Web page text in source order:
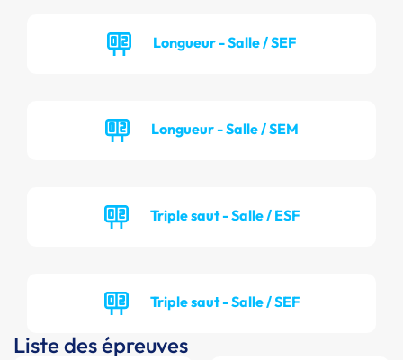
Longueur - Salle / SEF
Longueur - Salle / SEM
Triple saut - Salle / ESF
Triple saut - Salle / SEF
Liste des épreuves